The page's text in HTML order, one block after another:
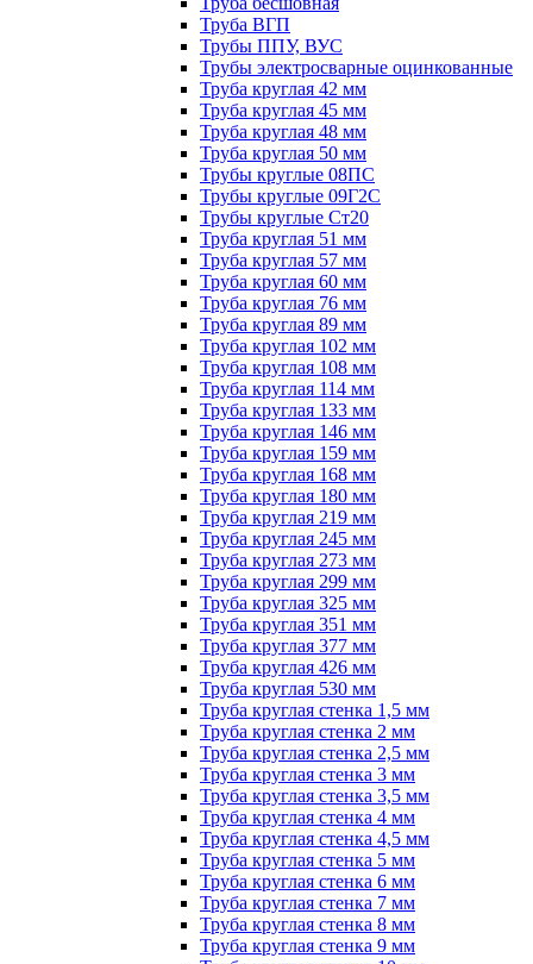
Труба ВГП
Трубы ППУ, ВУС
Трубы электросварные оцинкованные
Труба круглая 42 мм
Труба круглая 45 мм
Труба круглая 48 мм
Труба круглая 50 мм
Трубы круглые 08ПС
Трубы круглые 09Г2С
Трубы круглые Ст20
Труба круглая 51 мм
Труба круглая 57 мм
Труба круглая 60 мм
Труба круглая 76 мм
Труба круглая 89 мм
Труба круглая 102 мм
Труба круглая 108 мм
Труба круглая 114 мм
Труба круглая 133 мм
Труба круглая 146 мм
Труба круглая 159 мм
Труба круглая 168 мм
Труба круглая 180 мм
Труба круглая 219 мм
Труба круглая 245 мм
Труба круглая 273 мм
Труба круглая 299 мм
Труба круглая 325 мм
Труба круглая 351 мм
Труба круглая 377 мм
Труба круглая 426 мм
Труба круглая 530 мм
Труба круглая стенка 1,5 мм
Труба круглая стенка 2 мм
Труба круглая стенка 2,5 мм
Труба круглая стенка 3 мм
Труба круглая стенка 3,5 мм
Труба круглая стенка 4 мм
Труба круглая стенка 4,5 мм
Труба круглая стенка 5 мм
Труба круглая стенка 6 мм
Труба круглая стенка 7 мм
Труба круглая стенка 8 мм
Труба круглая стенка 9 мм